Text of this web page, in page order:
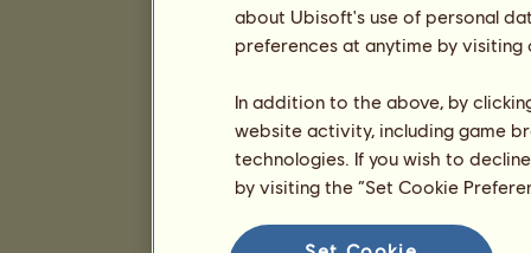
about Ubisoft's use of personal
preferences at anytime by
In addition to the above, by
website activity, including game
technologies. If you wish to
by visiting the “Set Cookie